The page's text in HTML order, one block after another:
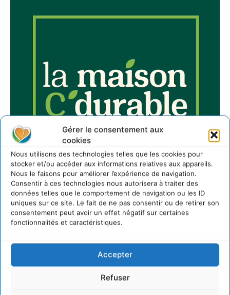
Gérer le consentement aux
cookies
Nous utilisons des technologies telles que les cookies pour
stocker et/ou accéder aux informations relatives aux appareils.
Nous le faisons pour améliorer l’expérience de navigation.
Consentir à ces technologies nous autorisera à traiter des
données telles que le comportement de navigation ou les ID
uniques sur ce site. Le fait de ne pas consentir ou de retirer son
consentement peut avoir un effet négatif sur certaines
fonctionnalités et caractéristiques.
Accepter
Refuser
Comment le sol français a perdu sa mémoire
hydrique et déréglé tout le territoire (2020-2026)